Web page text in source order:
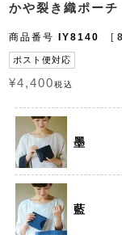
かや裂き織ポーチ
商品番号 IY8140 [
ポスト便対応
¥4,400税込
墨
藍